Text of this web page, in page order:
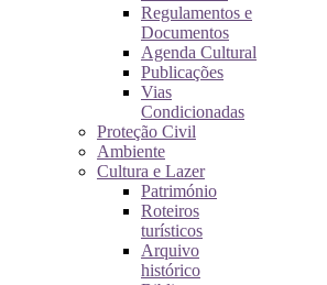
Regulamentos e
Documentos
Agenda Cultural
Publicações
Vias
Condicionadas
Proteção Civil
Ambiente
Cultura e Lazer
Património
Roteiros
turísticos
Arquivo
histórico